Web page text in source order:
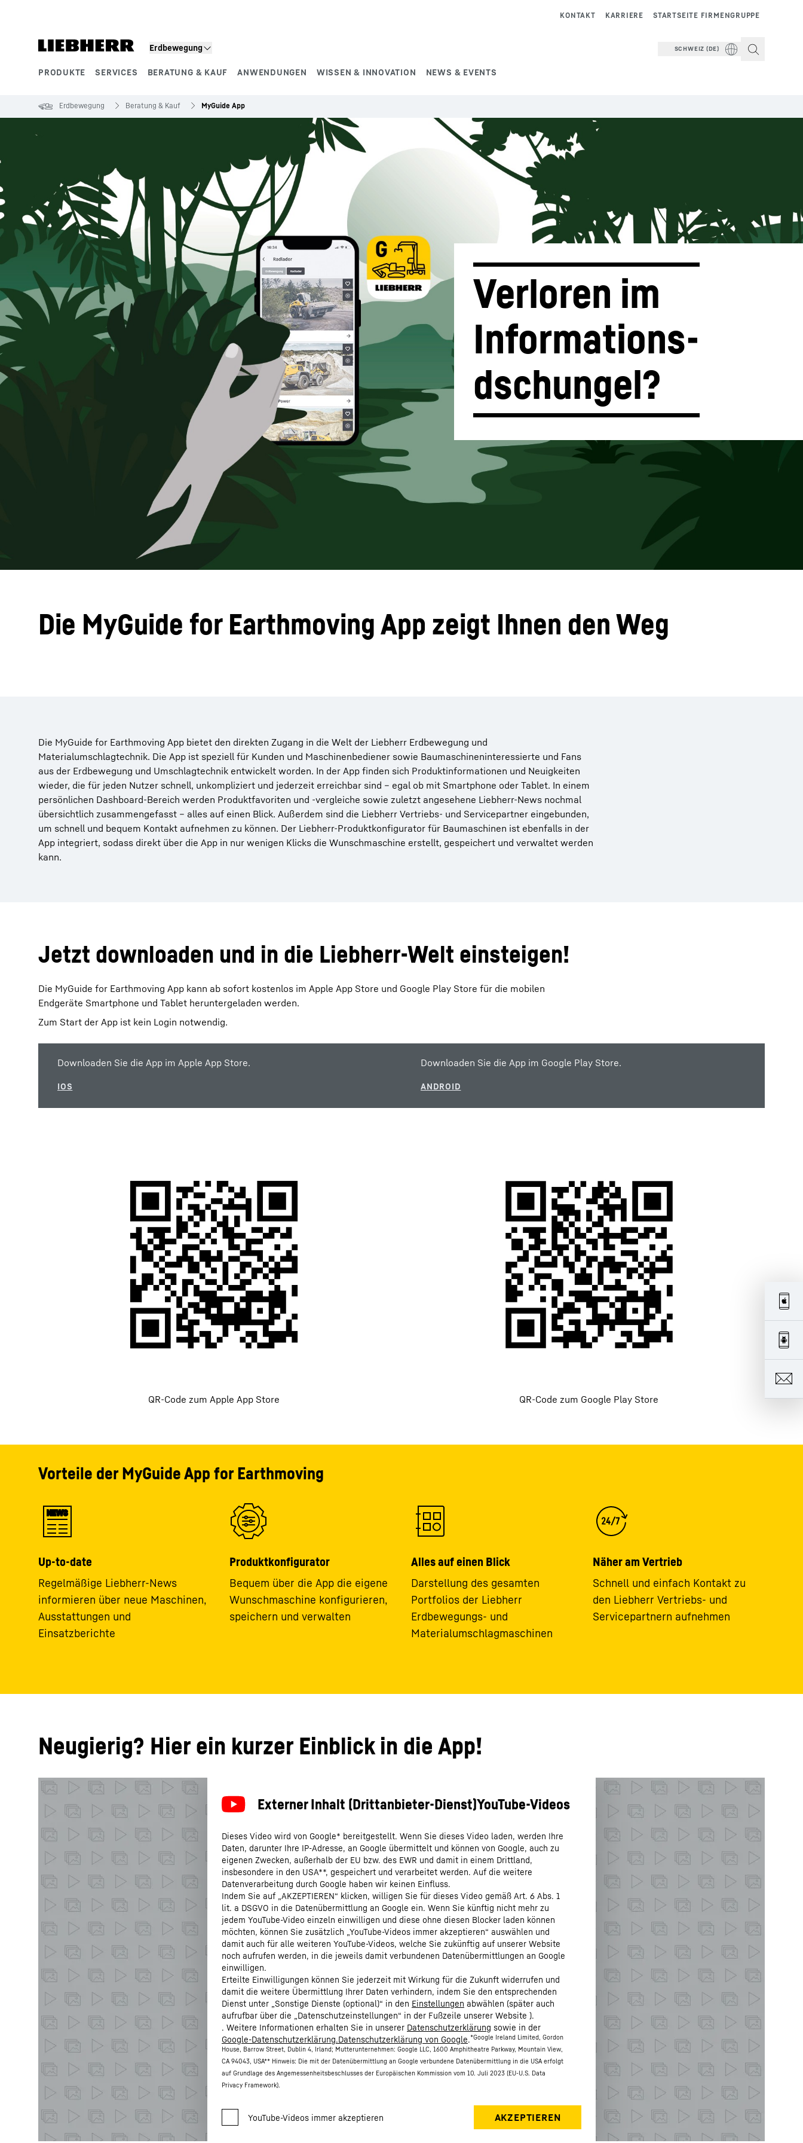
Erdbewegung
PRODUKTE SERVICES BERATUNG & KAUF ANWENDUNGEN WISSEN & INNOVATION NEWS & EVENTS
STARTSEITE FIRMENGRUPPE
KARRIERE
KONTAKT
SCHWEIZ (DE)
Mehr über die Firmengruppe Karriere bei Liebherr
Erdbewegung Beratung & Kauf MyGuide App
Verloren im
Informations­
dschungel?
Die MyGuide for Earthmoving App zeigt Ihnen den Weg
Die MyGuide for Earthmoving App bietet den direkten Zugang in die Welt der Liebherr Erdbewegung und
Materialumschlagtechnik. Die App ist speziell für Kunden und Maschinenbediener sowie Baumaschineninteressierte und Fans
aus der Erdbewegung und Umschlagtechnik entwickelt worden. In der App finden sich Produktinformationen und Neuigkeiten
wieder, die für jeden Nutzer schnell, unkompliziert und jederzeit erreichbar sind – egal ob mit Smartphone oder Tablet. In einem
persönlichen Dashboard-Bereich werden Produktfavoriten und -vergleiche sowie zuletzt angesehene Liebherr-News nochmal
übersichtlich zusammengefasst – alles auf einen Blick. Außerdem sind die Liebherr Vertriebs- und Servicepartner eingebunden,
um schnell und bequem Kontakt aufnehmen zu können. Der Liebherr-Produktkonfigurator für Baumaschinen ist ebenfalls in der
App integriert, sodass direkt über die App in nur wenigen Klicks die Wunschmaschine erstellt, gespeichert und verwaltet werden
kann.
Jetzt downloaden und in die Liebherr-Welt einsteigen!
Die MyGuide for Earthmoving App kann ab sofort kostenlos im Apple App Store und Google Play Store für die mobilen
Endgeräte Smartphone und Tablet heruntergeladen werden.
Zum Start der App ist kein Login notwendig.
Downloaden Sie die App im Apple App Store. Downloaden Sie die App im Google Play Store.
QR-Code zum Apple App Store QR-Code zum Google Play Store
Vorteile der MyGuide App for Earthmoving
NEWS
Up-to-date
Regelmäßige Liebherr-News
informieren über neue Maschinen,
Ausstattungen und
Einsatzberichte
Produktkonfigurator
Bequem über die App die eigene
Wunschmaschine konfigurieren,
speichern und verwalten
Alles auf einen Blick
Darstellung des gesamten
Portfolios der Liebherr
Erdbewegungs- und
Materialumschlagmaschinen
Näher am Vertrieb
Schnell und einfach Kontakt zu
den Liebherr Vertriebs- und
Servicepartnern aufnehmen
Neugierig? Hier ein kurzer Einblick in die App!
Dieses Video wird von Google* bereitgestellt. Wenn Sie dieses Video laden, werden Ihre
Daten, darunter Ihre IP-Adresse, an Google übermittelt und können von Google, auch zu
eigenen Zwecken, außerhalb der EU bzw. des EWR und damit in einem Drittland,
insbesondere in den USA**, gespeichert und verarbeitet werden. Auf die weitere
Datenverarbeitung durch Google haben wir keinen Einfluss.
Indem Sie auf „AKZEPTIEREN“ klicken, willigen Sie für dieses Video gemäß Art. 6 Abs. 1
lit. a DSGVO in die Datenübermittlung an Google ein. Wenn Sie künftig nicht mehr zu
jedem YouTube-Video einzeln einwilligen und diese ohne diesen Blocker laden können
möchten, können Sie zusätzlich „YouTube-Videos immer akzeptieren“ auswählen und
damit auch für alle weiteren YouTube-Videos, welche Sie zukünftig auf unserer Website
noch aufrufen werden, in die jeweils damit verbundenen Datenübermittlungen an Google
einwilligen.
Erteilte Einwilligungen können Sie jederzeit mit Wirkung für die Zukunft widerrufen und
damit die weitere Übermittlung Ihrer Daten verhindern, indem Sie den entsprechenden
Dienst unter „Sonstige Dienste (optional)“ in den Einstellungen abwählen (später auch
aufrufbar über die „Datenschutzeinstellungen“ in der Fußzeile unserer Website ).
. Weitere Informationen erhalten Sie in unserer Datenschutzerklärung sowie in der
Google-Datenschutzerklärung.Datenschutzerklärung von Google.*Google Ireland Limited, Gordon
House, Barrow Street, Dublin 4, Irland; Mutterunternehmen: Google LLC, 1600 Amphitheatre Parkway, Mountain View,
CA 94043, USA** Hinweis: Die mit der Datenübermittlung an Google verbundene Datenübermittlung in die USA erfolgt
auf Grundlage des Angemessenheitsbeschlusses der Europäischen Kommission vom 10. Juli 2023 (EU-U.S. Data
Privacy Framework).